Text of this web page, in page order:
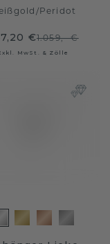
/Peridot
€1.059,- €
MwSt. & Zölle